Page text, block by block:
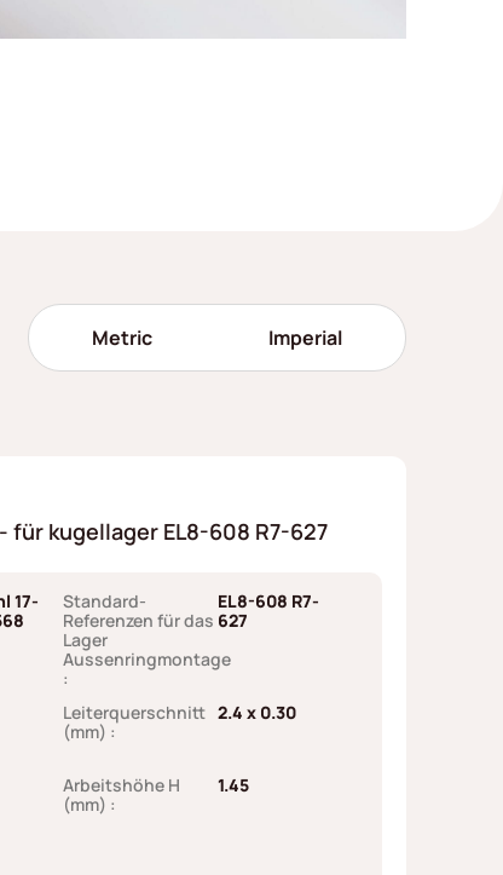
Metric Imperial
für kugellager EL8-608 R7-627
17-
Standard-
Referenzen für das
Lager
Aussenringmontage
:
EL8-608 R7-
627
Leiterquerschnitt
(mm) :
2.4 x 0.30
Arbeitshöhe H
(mm) :
1.45